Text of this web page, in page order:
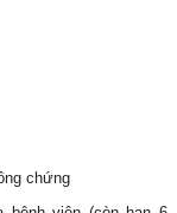
chứng